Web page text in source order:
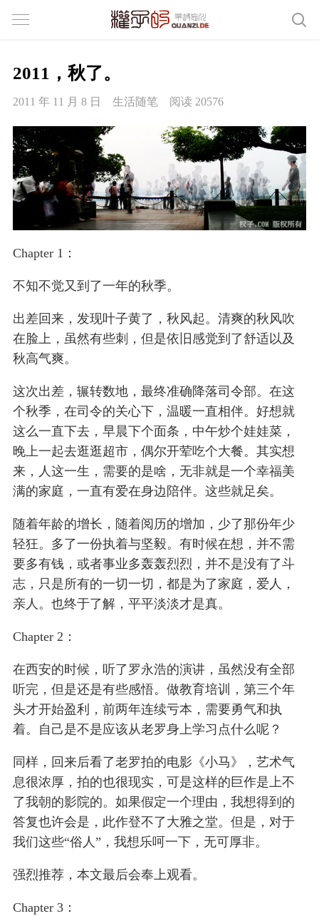
2011，秋了。
2011 年 11 月 8 日 生活随笔 阅读 20576
Chapter 1：
不知不觉又到了一年的秋季。
出差回来，发现叶子黄了，秋风起。清爽的秋风吹
在脸上，虽然有些刺，但是依旧感觉到了舒适以及
秋高气爽。
这次出差，辗转数地，最终准确降落司令部。在这
个秋季，在司令的关心下，温暖一直相伴。好想就
这么一直下去，早晨下个面条，中午炒个娃娃菜，
晚上一起去逛逛超市，偶尔开荤吃个大餐。其实想
来，人这一生，需要的是啥，无非就是一个幸福美
满的家庭，一直有爱在身边陪伴。这些就足矣。
随着年龄的增长，随着阅历的增加，少了那份年少
轻狂。多了一份执着与坚毅。有时候在想，并不需
要多有钱，或者事业多轰轰烈烈，并不是没有了斗
志，只是所有的一切一切，都是为了家庭，爱人，
亲人。也终于了解，平平淡淡才是真。
Chapter 2：
在西安的时候，听了罗永浩的演讲，虽然没有全部
听完，但是还是有些感悟。做教育培训，第三个年
头才开始盈利，前两年连续亏本，需要勇气和执
着。自己是不是应该从老罗身上学习点什么呢？
同样，回来后看了老罗拍的电影《小马》，艺术气
息很浓厚，拍的也很现实，可是这样的巨作是上不
了我朝的影院的。如果假定一个理由，我想得到的
答复也许会是，此作登不了大雅之堂。但是，对于
我们这些“俗人”，我想乐呵一下，无可厚非。
强烈推荐，本文最后会奉上观看。
Chapter 3：